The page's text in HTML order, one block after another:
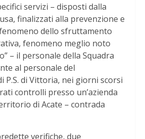
servizi – disposti dalla
finalizzati alla prevenzione e
dello sfruttamento
fenomeno meglio noto
– il personale della Squadra
al personale del
P.S. di Vittoria, nei giorni scorsi
controlli presso un’azienda
di Acate – contrada
verifiche, due